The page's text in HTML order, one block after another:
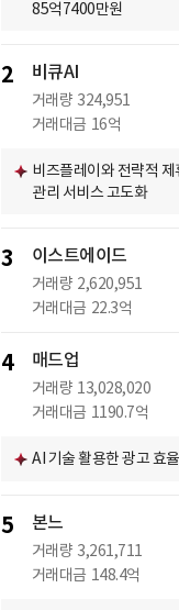
85억7400만원
2 비큐AI
거래량 324,951
거래대금 16억
비즈플레이와 전략적
관리 서비스 고도화
3 이스트에이드
거래량 2,620,951
거래대금 22.3억
4 매드업
거래량 13,028,020
거래대금 1190.7억
AI 기술 활용한 광고 효
5 본느
거래량 3,261,711
거래대금 148.4억